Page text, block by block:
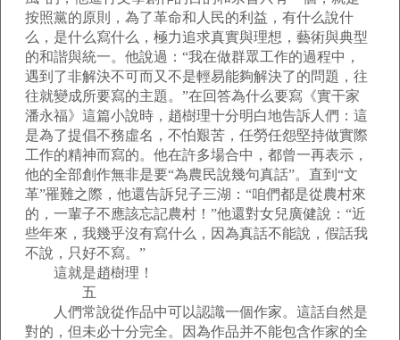
按照黨的原則，為了革命和人民的利益，有什么說什
么，是什么寫什么，極力追求真實與理想，藝術與典型
的和諧與統一。他說過：“我在做群眾工作的過程中，
遇到了非解決不可而又不是輕易能夠解決了的問題，往
往就變成所要寫的主題。”在回答為什么要寫《實干家
潘永福》這篇小說時，趙樹理十分明白地告訴人們：這
是為了提倡不務虛名，不怕艱苦，任勞任怨堅持做實際
工作的精神而寫的。他在許多場合中，都曾一再表示，
他的全部創作無非是要“為農民說幾句真話”。直到“文
革”罹難之際，他還告訴兒子三湖：“咱們都是從農村來
的，一輩子不應該忘記農村！”他還對女兒廣健說：“近
些年來，我幾乎沒有寫什么，因為真話不能說，假話我
不說，只好不寫。”
這就是趙樹理！
五
人們常說從作品中可以認識一個作家。這話自然是
對的，但未必十分完全。因為作品并不能包含作家的全